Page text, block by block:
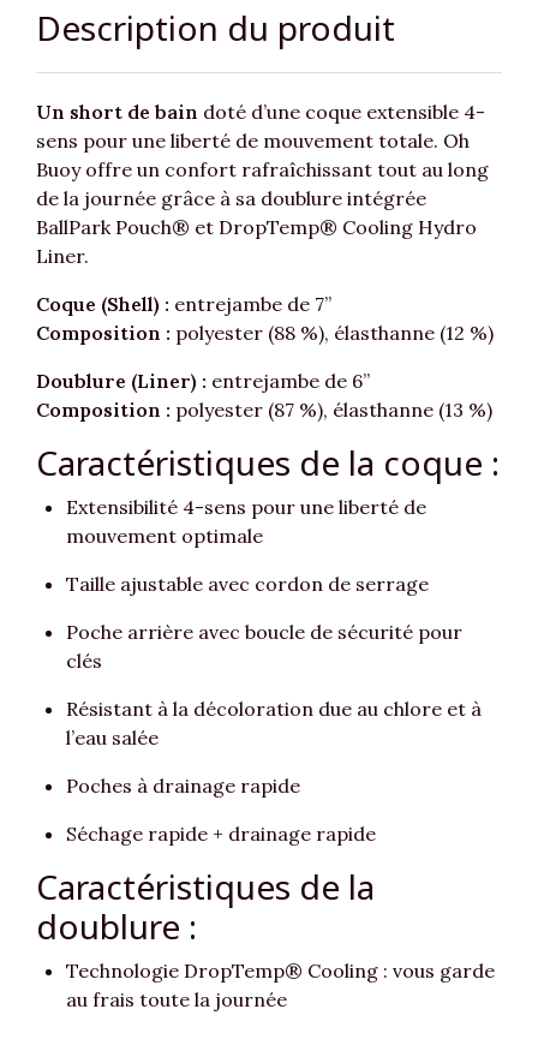
Description du produit
Un short de bain doté d’une coque extensible 4-
sens pour une liberté de mouvement totale. Oh
Buoy offre un confort rafraîchissant tout au long
de la journée grâce à sa doublure intégrée
BallPark Pouch® et DropTemp® Cooling Hydro
Liner.
Coque (Shell) : entrejambe de 7”
Composition : polyester (88 %), élasthanne (12 %)
Doublure (Liner) : entrejambe de 6”
Composition : polyester (87 %), élasthanne (13 %)
Caractéristiques de la coque :
Extensibilité 4-sens pour une liberté de
mouvement optimale
Taille ajustable avec cordon de serrage
Poche arrière avec boucle de sécurité pour
clés
Résistant à la décoloration due au chlore et à
l’eau salée
Poches à drainage rapide
Séchage rapide + drainage rapide
Caractéristiques de la
doublure :
Technologie DropTemp® Cooling : vous garde
au frais toute la journée